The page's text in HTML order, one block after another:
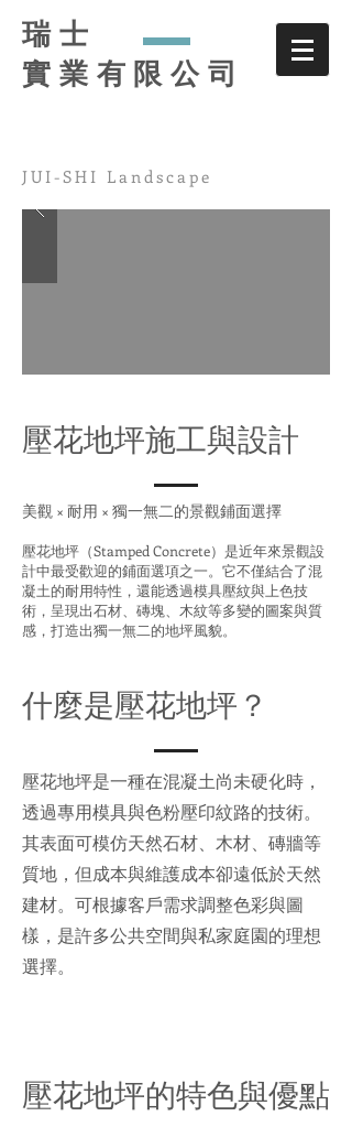
瑞士
實業有限公司
JUI-SHI Landscape
壓花地坪施工與設計
美觀 × 耐用 × 獨一無二的景觀鋪面選擇
壓花地坪（Stamped Concrete）是近年來景觀設
計中最受歡迎的鋪面選項之一。它不僅結合了混
凝土的耐用特性，還能透過模具壓紋與上色技
術，呈現出石材、磚塊、木紋等多變的圖案與質
感，打造出獨一無二的地坪風貌。
什麼是壓花地坪？
壓花地坪是一種在混凝土尚未硬化時，
透過專用模具與色粉壓印紋路的技術。
其表面可模仿天然石材、木材、磚牆等
質地，但成本與維護成本卻遠低於天然
建材。可根據客戶需求調整色彩與圖
樣，是許多公共空間與私家庭園的理想
選擇。
壓花地坪的特色與優點